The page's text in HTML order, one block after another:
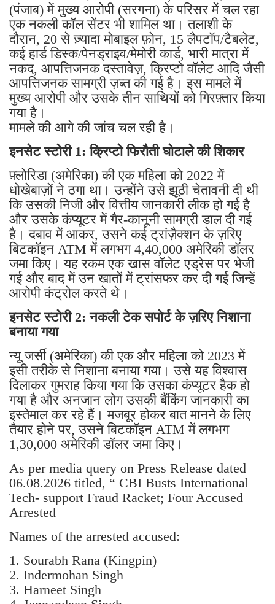
(पंजाब) में मुख्य आरोपी (सरगना) के परिसर में चल रहा
एक नकली कॉल सेंटर भी शामिल था। तलाशी के
दौरान, 20 से ज़्यादा मोबाइल फ़ोन, 15 लैपटॉप/टैबलेट,
कई हार्ड डिस्क/पेनड्राइव/मेमोरी कार्ड, भारी मात्रा में
नकद, आपत्तिजनक दस्तावेज़, क्रिप्टो वॉलेट आदि जैसी
आपत्तिजनक सामग्री ज़ब्त की गई है। इस मामले में
मुख्य आरोपी और उसके तीन साथियों को गिरफ़्तार किया
गया है।
मामले की आगे की जांच चल रही है।
इनसेट स्टोरी 1: क्रिप्टो फिरौती घोटाले की शिकार
फ़्लोरिडा (अमेरिका) की एक महिला को 2022 में
धोखेबाज़ों ने ठगा था। उन्होंने उसे झूठी चेतावनी दी थी
कि उसकी निजी और वित्तीय जानकारी लीक हो गई है
और उसके कंप्यूटर में गैर-कानूनी सामग्री डाल दी गई
है। दबाव में आकर, उसने कई ट्रांज़ैक्शन के ज़रिए
बिटकॉइन ATM में लगभग 4,40,000 अमेरिकी डॉलर
जमा किए। यह रकम एक खास वॉलेट एड्रेस पर भेजी
गई और बाद में उन खातों में ट्रांसफर कर दी गई जिन्हें
आरोपी कंट्रोल करते थे।
इनसेट स्टोरी 2: नकली टेक सपोर्ट के ज़रिए निशाना
बनाया गया
न्यू जर्सी (अमेरिका) की एक और महिला को 2023 में
इसी तरीके से निशाना बनाया गया। उसे यह विश्वास
दिलाकर गुमराह किया गया कि उसका कंप्यूटर हैक हो
गया है और अनजान लोग उसकी बैंकिंग जानकारी का
इस्तेमाल कर रहे हैं। मजबूर होकर बात मानने के लिए
तैयार होने पर, उसने बिटकॉइन ATM में लगभग
1,30,000 अमेरिकी डॉलर जमा किए।
As per media query on Press Release dated
06.08.2026 titled, “ CBI Busts International
Tech- support Fraud Racket; Four Accused
Arrested
Names of the arrested accused:
1. Sourabh Rana (Kingpin)
2. Indermohan Singh
3. ⁠Harneet Singh